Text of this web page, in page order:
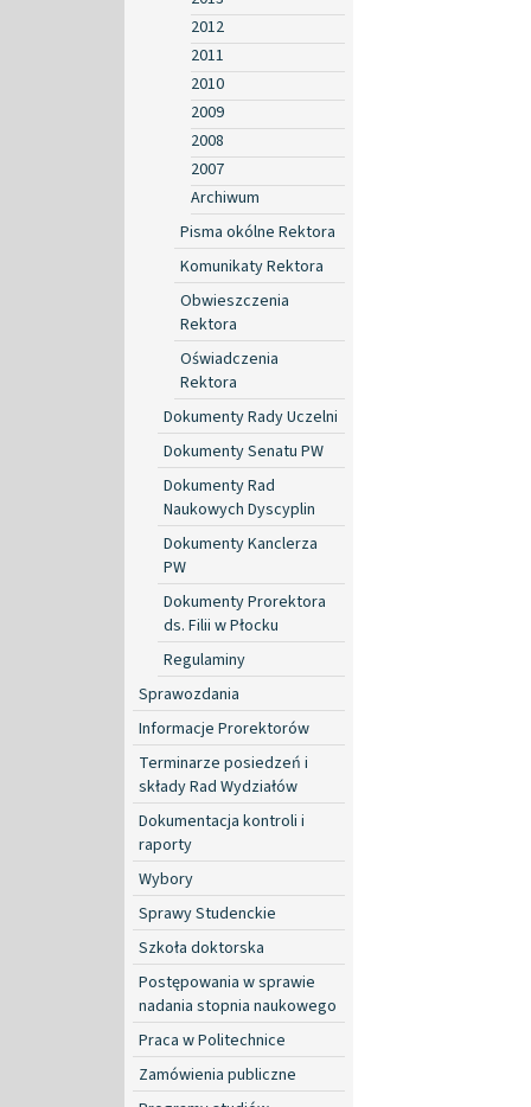
2012
2011
2010
2009
2008
2007
Archiwum
Pisma okólne Rektora
Komunikaty Rektora
Obwieszczenia
Rektora
Oświadczenia
Rektora
Dokumenty Rady Uczelni
Dokumenty Senatu PW
Dokumenty Rad
Naukowych Dyscyplin
Dokumenty Kanclerza
PW
Dokumenty Prorektora
ds. Filii w Płocku
Regulaminy
Sprawozdania
Informacje Prorektorów
Terminarze posiedzeń i
składy Rad Wydziałów
Dokumentacja kontroli i
raporty
Wybory
Sprawy Studenckie
Szkoła doktorska
Postępowania w sprawie
nadania stopnia naukowego
Praca w Politechnice
Zamówienia publiczne